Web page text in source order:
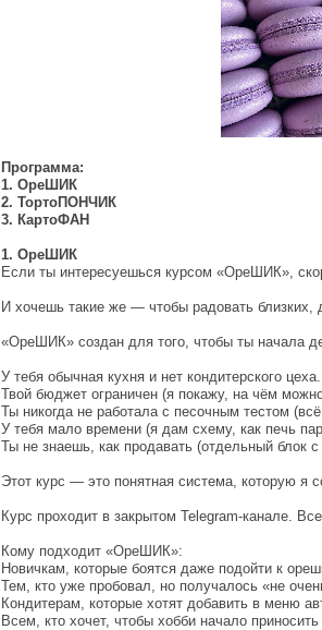
Программа:
1. ОреШИК
2. ТортоПОНЧИК
3. КартоФАН
1. ОреШИК
Если ты интересуешься курсом «ОреШИК»,
И хочешь такие же — чтобы радовать близких,
«ОреШИК» создан для того, чтобы ты начала
У тебя обычная кухня и нет кондитерского цеха.
Твой бюджет ограничен (я покажу, на чём
Ты никогда не работала с песочным тестом
У тебя мало времени (я дам схему, как печь
Ты не знаешь, как продавать (отдельный блок
Этот курс — это понятная система, которую я
Курс проходит в закрытом Telegram-канале.
Кому подходит «ОреШИК»:
Новичкам, которые боятся даже подойти к
Тем, кто уже пробовал, но получалось «не
Кондитерам, которые хотят добавить в меню
Всем, кто хочет, чтобы хобби начало